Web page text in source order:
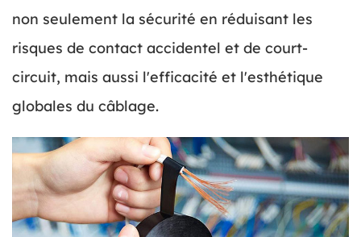
non seulement la sécurité en réduisant les
risques de contact accidentel et de court-
circuit, mais aussi l'efficacité et l'esthétique
globales du câblage.